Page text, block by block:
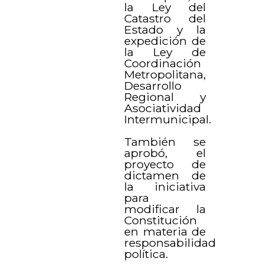
la Ley del
Catastro del
Estado y la
expedición de
la Ley de
Coordinación
Metropolitana,
Desarrollo
Regional y
Asociatividad
Intermunicipal.
También se
aprobó, el
proyecto de
dictamen de
la iniciativa
para
modificar la
Constitución
en materia de
responsabilidad
política.